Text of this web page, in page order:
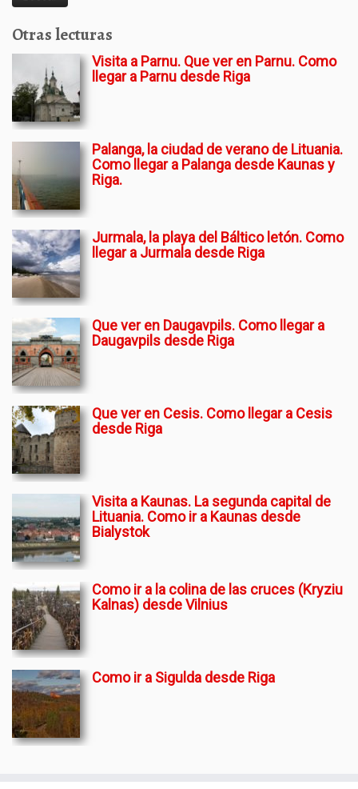
Otras lecturas
Visita a Parnu. Que ver en Parnu. Como
llegar a Parnu desde Riga
Palanga, la ciudad de verano de Lituania.
Como llegar a Palanga desde Kaunas y
Riga.
Jurmala, la playa del Báltico letón. Como
llegar a Jurmala desde Riga
Que ver en Daugavpils. Como llegar a
Daugavpils desde Riga
Que ver en Cesis. Como llegar a Cesis
desde Riga
Visita a Kaunas. La segunda capital de
Lituania. Como ir a Kaunas desde
Bialystok
Como ir a la colina de las cruces (Kryziu
Kalnas) desde Vilnius
Como ir a Sigulda desde Riga